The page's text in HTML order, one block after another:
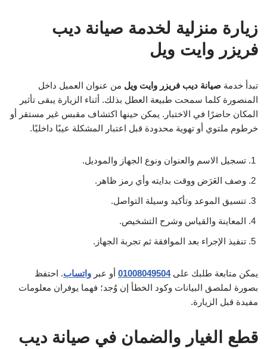
زيارة منزلية لخدمة صيانة ديب
فريزر وايت ويل
تبدأ خدمة صيانة ديب فريزر وايت ويل من عنوان العميل داخل
المنصورة كلما سمحت طبيعة العطل بذلك. أثناء الزيارة يبقى تأثير
المكان حاضرًا في الاختبار. يمكن حينها اكتشاف مقبس غير مستقر أو
خرطوم ملتوي أو تهوية محدودة قبل اعتبار المشكلة عيبًا داخليًا.
تسجيل الاسم والعنوان ونوع الجهاز والموديل.
وصف العَرَض ووقت بدايته وأي رمز ظاهر.
تنسيق الموعد وتأكيد وسيلة التواصل.
المعاينة والقياس وشرح التشخيص.
تنفيذ الإجراء بعد الموافقة ثم تجربة الجهاز.
يمكن متابعة طلبك على01008049504 أو عبر واتساب. احتفظ
بصورة لملصق البيانات وكود الخطأ إن وُجد؛ فهما يوفران معلومات
مفيدة قبل الزيارة.
قطع الغيار والضمان في صيانة ديب